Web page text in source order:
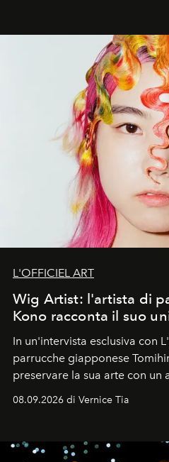
L'OFFICIEL ART
Wig Artist: l'artista di
Kono racconta il suo
In un'intervista esclusiva con
parrucche giapponese
preservare la sua arte con un
contemporaneo.
08.09.2026 di Vernice Tia